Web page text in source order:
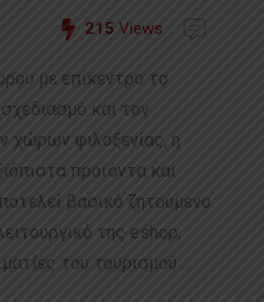
215 Views
με επίκεντρο το
και τον
χώρων φιλοξενίας, η
προϊόντα και
βασικό ζητούμενο.
της eshop,
του τουρισμού ...